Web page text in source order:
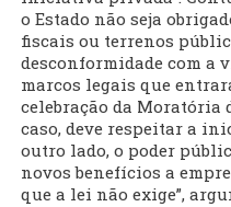
o Estado não seja
fiscais ou terrenos
desconformidade com a
marcos legais que
celebração da Moratória
caso, deve respeitar a
outro lado, o poder
novos benefícios a
que a lei não exige”,